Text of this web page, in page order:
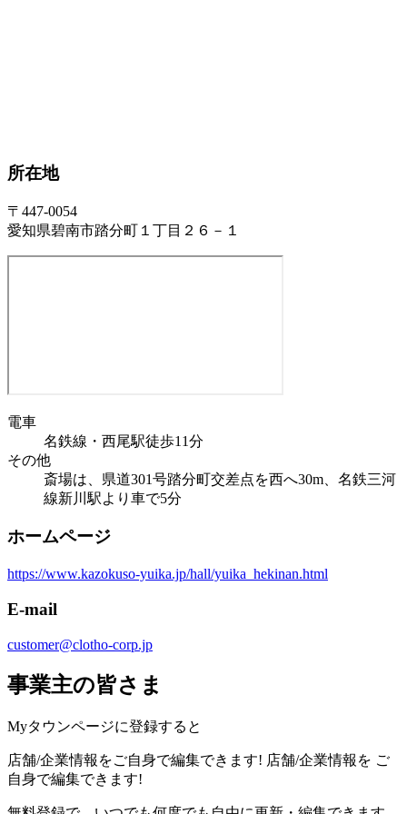
所在地
〒447-0054
愛知県碧南市踏分町１丁目２６－１
電車
名鉄線・西尾駅徒歩11分
その他
斎場は、県道301号踏分町交差点を西へ30m、名鉄三河
線新川駅より車で5分
ホームページ
https://www.kazokuso-yuika.jp/hall/yuika_hekinan.html
E-mail
customer@clotho-corp.jp
事業主の皆さま
Myタウンページに登録すると
店舗/企業情報をご自身で編集できます! 店舗/企業情報を ご
自身で編集できます!